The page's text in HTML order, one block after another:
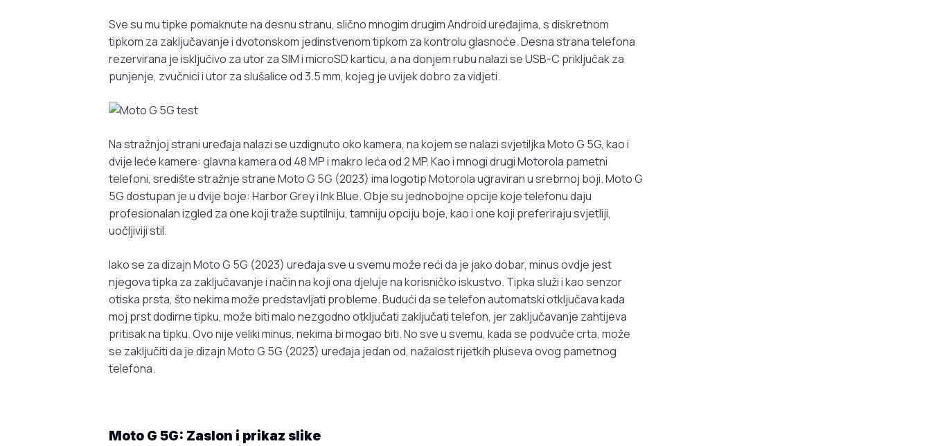
Sve su mu tipke pomaknute na desnu stranu, slično mnogim drugim Android uređajima, s diskretnom
tipkom za zaključavanje i dvotonskom jedinstvenom tipkom za kontrolu glasnoće. Desna strana telefona
rezervirana je isključivo za utor za SIM i microSD karticu, a na donjem rubu nalazi se USB-C priključak za
punjenje, zvučnici i utor za slušalice od 3.5 mm, kojeg je uvijek dobro za vidjeti.
Na stražnjoj strani uređaja nalazi se uzdignuto oko kamera, na kojem se nalazi svjetiljka Moto G 5G, kao i
dvije leće kamere: glavna kamera od 48 MP i makro leća od 2 MP. Kao i mnogi drugi Motorola pametni
telefoni, središte stražnje strane Moto G 5G (2023) ima logotip Motorola ugraviran u srebrnoj boji. Moto G
5G dostupan je u dvije boje: Harbor Grey i Ink Blue. Obje su jednobojne opcije koje telefonu daju
profesionalan izgled za one koji traže suptilniju, tamniju opciju boje, kao i one koji preferiraju svjetliji,
uočljiviji stil.
Iako se za dizajn Moto G 5G (2023) uređaja sve u svemu može reći da je jako dobar, minus ovdje jest
njegova tipka za zaključavanje i način na koji ona djeluje na korisničko iskustvo. Tipka služi i kao senzor
otiska prsta, što nekima može predstavljati probleme. Budući da se telefon automatski otključava kada
moj prst dodirne tipku, može biti malo nezgodno otključati zaključati telefon, jer zaključavanje zahtijeva
pritisak na tipku. Ovo nije veliki minus, nekima bi mogao biti. No sve u svemu, kada se podvuče crta, može
se zaključiti da je dizajn Moto G 5G (2023) uređaja jedan od, nažalost rijetkih pluseva ovog pametnog
telefona.
Moto G 5G: Zaslon i prikaz slike